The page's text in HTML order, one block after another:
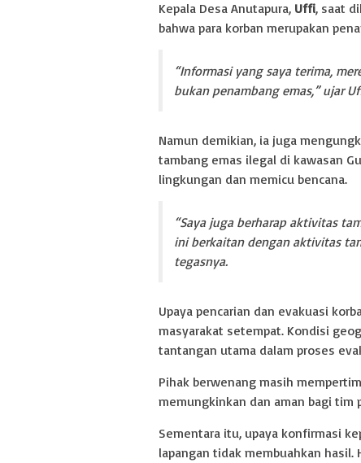
Kepala Desa Anutapura, Uffi, saat
bahwa para korban merupakan
“Informasi yang saya terima,
bukan penambang emas,” ujar
Namun demikian, ia juga
tambang emas ilegal di kawasan
lingkungan dan memicu bencana.
“Saya juga berharap aktivitas
ini berkaitan dengan aktivitas
tegasnya.
Upaya pencarian dan evakuasi
masyarakat setempat. Kondisi
tantangan utama dalam proses
Pihak berwenang masih
memungkinkan dan aman bagi tim
Sementara itu, upaya konfirmasi
lapangan tidak membuahkan